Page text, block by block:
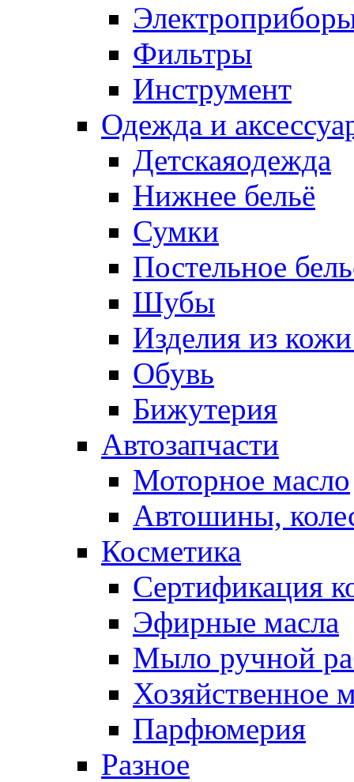
Фильтры
Инструмент
Одежда и
Детскаяодежда
Нижнее бельё
Сумки
Постельное
Шубы
Изделия из
Обувь
Бижутерия
Автозапчасти
Моторное масло
Автошины,
Косметика
Сертификация
Эфирные масла
Мыло ручной
Хозяйственное
Парфюмерия
Разное